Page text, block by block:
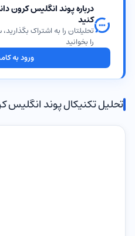
درباره پوند انگلیس کرون
کنید
تحلیلتان را به اشتراک
را بخوانید
ورود به
تحلیل تکنیکال پوند انگلیس